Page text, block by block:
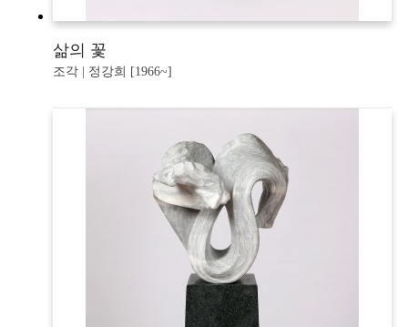
삶의 꽃
조각 | 정강희 [1966~]